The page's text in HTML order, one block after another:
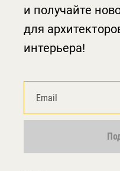
и получайте
для
интерьера!